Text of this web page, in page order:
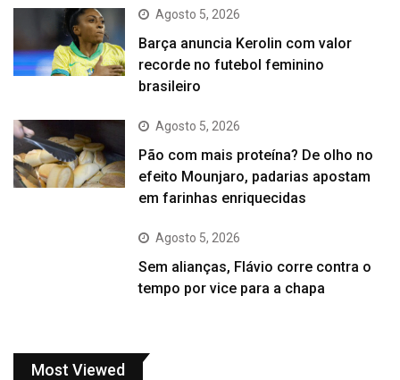
Agosto 5, 2026
Barça anuncia Kerolin com valor
recorde no futebol feminino
brasileiro
Agosto 5, 2026
Pão com mais proteína? De olho no
efeito Mounjaro, padarias apostam
em farinhas enriquecidas
Agosto 5, 2026
Sem alianças, Flávio corre contra o
tempo por vice para a chapa
Most Viewed